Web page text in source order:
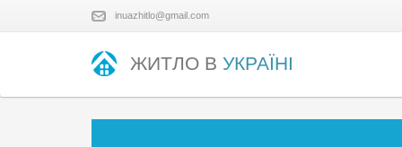
inuazhitlo@gmail.com
ЖИТЛО В УКРАЇНІ